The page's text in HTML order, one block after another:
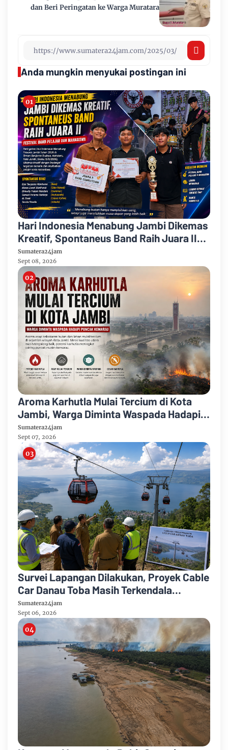
dan Beri Peringatan ke Warga Muratara
Anda mungkin menyukai postingan ini
Hari Indonesia Menabung Jambi Dikemas
Kreatif, Spontaneus Band Raih Juara II
Festival Band Pelajar dan Mahasiswa
Sumatera24jam
Sept 08, 2026
Aroma Karhutla Mulai Tercium di Kota
Jambi, Warga Diminta Waspada Hadapi
Puncak Kemarau
Sumatera24jam
Sept 07, 2026
Survei Lapangan Dilakukan, Proyek Cable
Car Danau Toba Masih Terkendala
Pembebasan BPHTB di Sebagian Lahan
Sumatera24jam
Sept 06, 2026